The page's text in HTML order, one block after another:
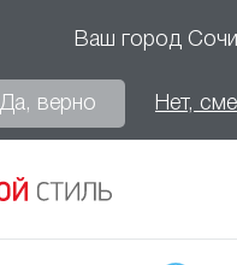
Ваш город Сочи
Да, верно Нет,